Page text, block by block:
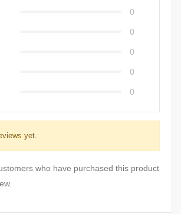
0
0
0
0
0
yet.
who have purchased this product